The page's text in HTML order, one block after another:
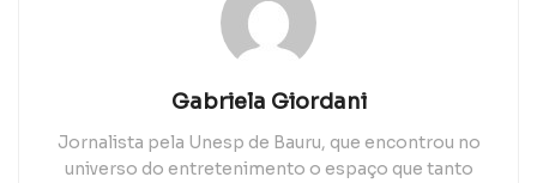
Gabriela Giordani
Jornalista pela Unesp de Bauru, que encontrou no
universo do entretenimento o espaço que tanto